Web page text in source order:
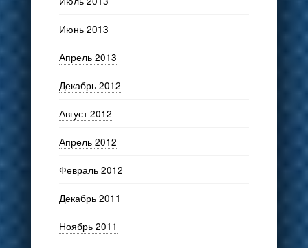
Июнь 2013
Апрель 2013
Декабрь 2012
Август 2012
Апрель 2012
Февраль 2012
Декабрь 2011
Ноябрь 2011